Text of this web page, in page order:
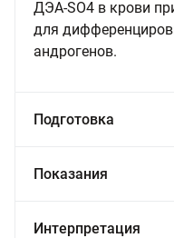
ДЭА-SO4 в крови
для
андрогенов.
Подготовка
Показания
Интерпретация